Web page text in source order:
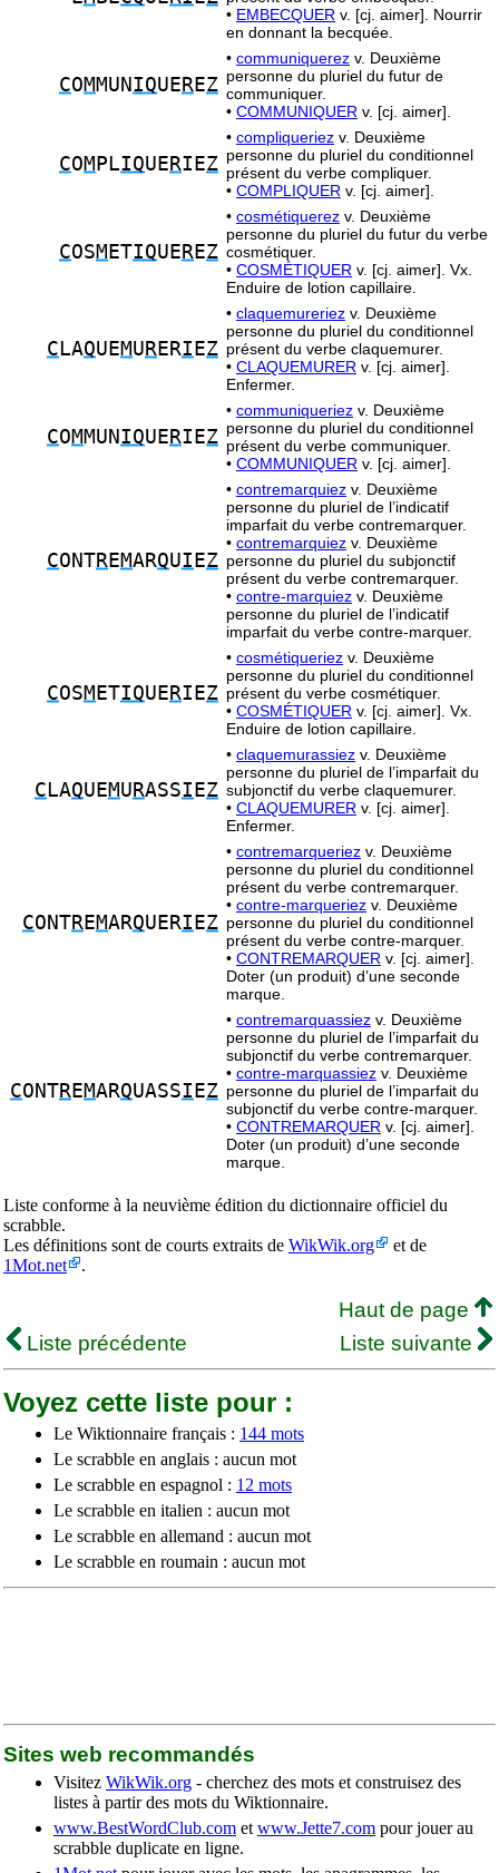
• EMBECQUER v. [cj. aimer]. Nourrir
en donnant la becquée.
COM MUN IQUE REZ
• communiquerez v. Deuxième
personne du pluriel du futur de
communiquer.
• COMMUNIQUER v. [cj. aimer].
COM PLIQUE RIEZ
• compliqueriez v. Deuxième
personne du pluriel du conditionnel
présent du verbe compliquer.
• COMPLIQUER v. [cj. aimer].
COSM ETIQUE REZ
• cosmétiquerez v. Deuxième
personne du pluriel du futur du verbe
cosmétiquer.
• COSMÉTIQUER v. [cj. aimer]. Vx.
Enduire de lotion capillaire.
C LAQUEMU RERI EZ
• claquemureriez v. Deuxième
personne du pluriel du conditionnel
présent du verbe claquemurer.
• CLAQUEMURER v. [cj. aimer].
Enfermer.
COM MUN IQUE RIEZ
• communiqueriez v. Deuxième
personne du pluriel du conditionnel
présent du verbe communiquer.
• COMMUNIQUER v. [cj. aimer].
CONTREMARQUI EZ
• contremarquiez v. Deuxième
personne du pluriel de l’indicatif
imparfait du verbe contremarquer.
• contremarquiez v. Deuxième
personne du pluriel du subjonctif
présent du verbe contremarquer.
• contre-marquiez v. Deuxième
personne du pluriel de l’indicatif
imparfait du verbe contre-marquer.
COSM ETIQUE RIEZ
• cosmétiqueriez v. Deuxième
personne du pluriel du conditionnel
présent du verbe cosmétiquer.
• COSMÉTIQUER v. [cj. aimer]. Vx.
Enduire de lotion capillaire.
C LAQUEMU RASSI EZ
• claquemurassiez v. Deuxième
personne du pluriel de l’imparfait du
subjonctif du verbe claquemurer.
• CLAQUEMURER v. [cj. aimer].
Enfermer.
CONTREMARQUERI EZ
• contremarqueriez v. Deuxième
personne du pluriel du conditionnel
présent du verbe contremarquer.
• contre-marqueriez v. Deuxième
personne du pluriel du conditionnel
présent du verbe contre-marquer.
• CONTREMARQUER v. [cj. aimer].
Doter (un produit) d’une seconde
marque.
CONTREMARQUASSI EZ
• contremarquassiez v. Deuxième
personne du pluriel de l’imparfait du
subjonctif du verbe contremarquer.
• contre-marquassiez v. Deuxième
personne du pluriel de l’imparfait du
subjonctif du verbe contre-marquer.
• CONTREMARQUER v. [cj. aimer].
Doter (un produit) d’une seconde
marque.
Liste conforme à la neuvième édition du dictionnaire officiel du
scrabble.
Les définitions sont de courts extraits de WikWik.org
et de
1Mot.net
.
Haut de page
Liste précédente
Liste suivante
Voyez cette liste pour :
Le Wiktionnaire français : 144 mots
Le scrabble en anglais : aucun mot
Le scrabble en espagnol : 12 mots
Le scrabble en italien : aucun mot
Le scrabble en allemand : aucun mot
Le scrabble en roumain : aucun mot
Sites web recommandés
Visitez WikWik.org - cherchez des mots et construisez des
listes à partir des mots du Wiktionnaire.
www.BestWordClub.com et www.Jette7.com pour jouer au
scrabble duplicate en ligne.